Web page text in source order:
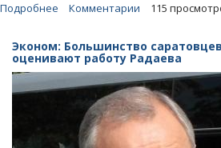
Подробнее
посчитали
резонансным
высказывание
Радаева
проектах
Володина
Комментарии 115
Эконом: Большинство
оценивают работу Радаева